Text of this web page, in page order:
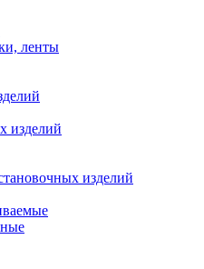
ленты
изделий
изделий